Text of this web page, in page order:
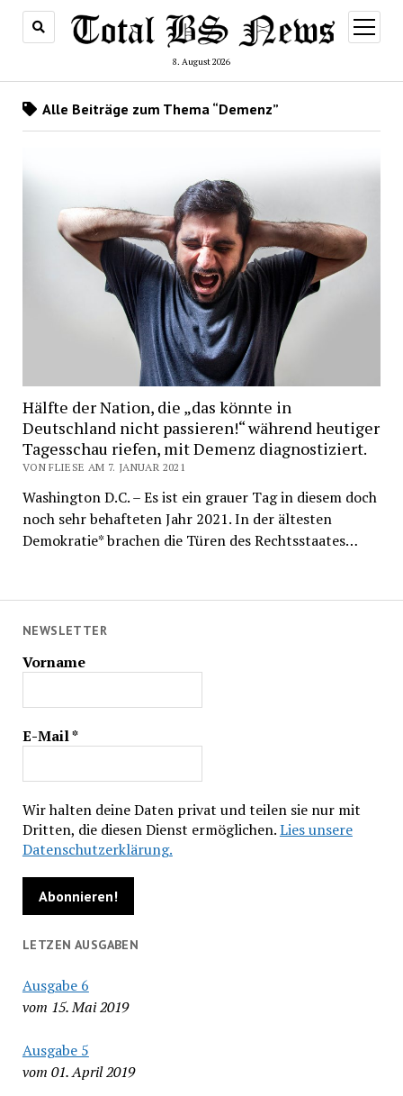
8. August 2026
Menü
öffnen
NEWSLETTER
Vorname
E-Mail*
Wir halten deine Daten privat und teilen sie nur mit
Dritten, die diesen Dienst ermöglichen.Lies unsere
Datenschutzerklärung.
LETZEN AUSGABEN
Ausgabe 6
vom 15. Mai 2019
Ausgabe 5
vom 01. April 2019
Alle Beiträge zum Thema “Demenz”
Hälfte der Nation, die „das könnte in
Deutschland nicht passieren!“ während heutiger
Tagesschau riefen, mit Demenz diagnostiziert.
VON FLIESE AM 7. JANUAR 2021
Washington D.C. – Es ist ein grauer Tag in diesem doch
noch sehr behafteten Jahr 2021. In der ältesten
Demokratie* brachen die Türen des Rechtsstaates…